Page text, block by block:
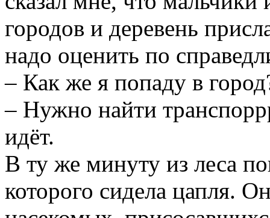
городов и деревень
надо оценить по
– Как же я попаду в
– Нужно найти
идёт.
В ту же минуту из леса
которого сидела цапля.